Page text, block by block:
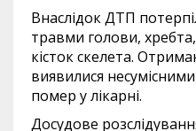
Внаслідок ДТП
травми голови,
кісток скелета.
виявилися
помер у лікарні.
Досудове